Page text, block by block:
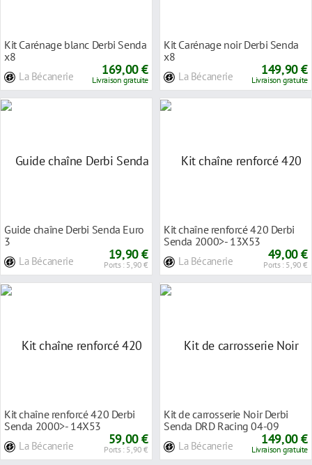
Kit Carénage blanc Derbi Senda
x8
La Bécanerie 169,00 €
Livraison gratuite
Kit Carénage noir Derbi Senda
x8
La Bécanerie 149,90 €
Livraison gratuite
Guide chaîne Derbi Senda Euro
3
La Bécanerie 19,90 €
Ports : 5,90 €
Kit chaîne renforcé 420 Derbi
Senda 2000>- 13X53
La Bécanerie 49,00 €
Ports : 5,90 €
Kit chaîne renforcé 420 Derbi
Senda 2000>- 14X53
La Bécanerie 59,00 €
Ports : 5,90 €
Kit de carrosserie Noir Derbi
Senda DRD Racing 04-09
La Bécanerie 149,00 €
Livraison gratuite